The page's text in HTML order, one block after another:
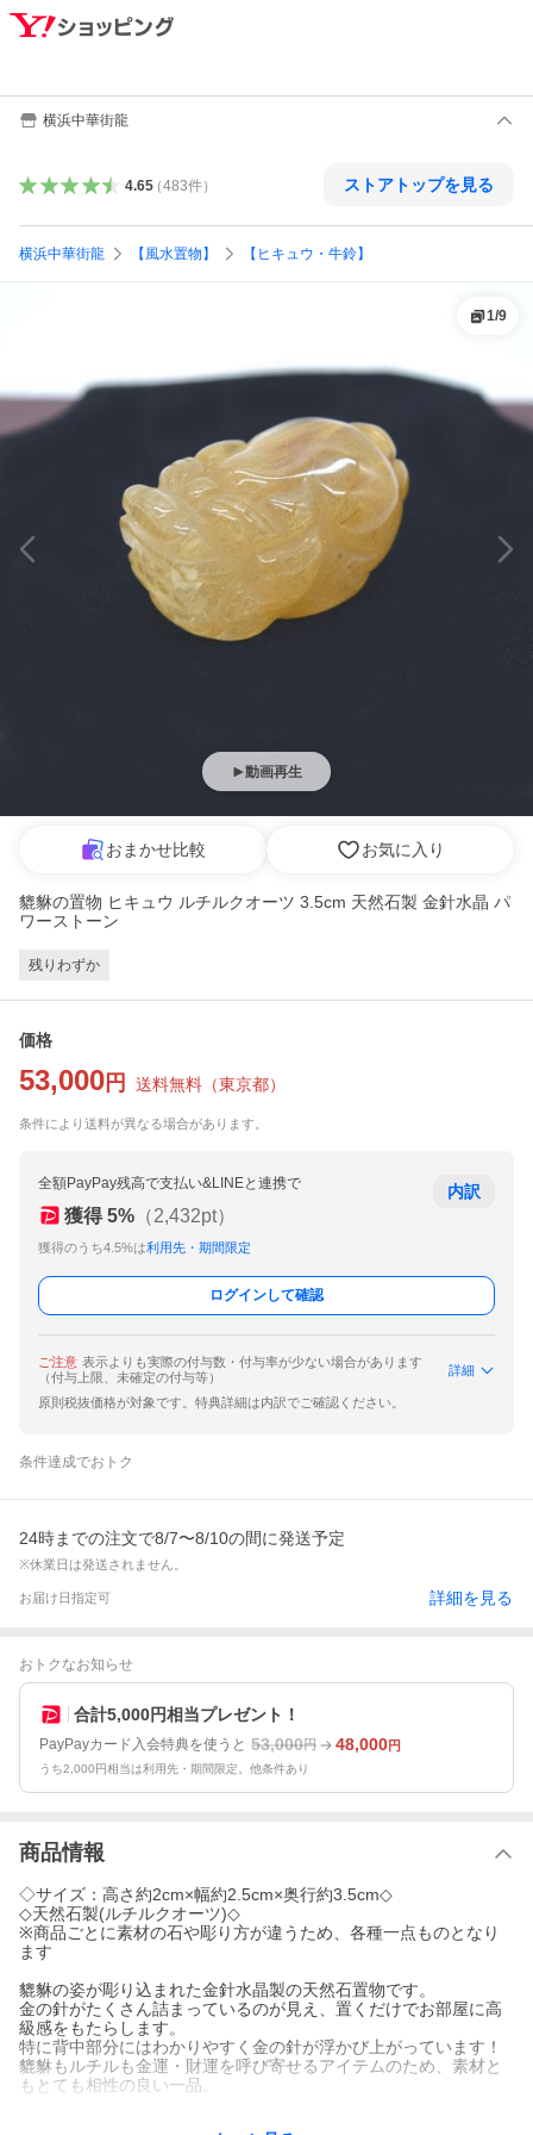
横浜中華街龍
4.65（483件） ストアトップを見る
横浜中華街龍 【風水置物】 【ヒキュウ・牛鈴】
動画再生
1/9
おまかせ比較 お気に入り
貔貅の置物 ヒキュウ ルチルクオーツ 3.5cm 天然石製 金針水晶 パ
ワーストーン
残りわずか
価格
53,000 円 送料無料 （東京都）
条件により送料が異なる場合があります。
全額PayPay残高で支払い&LINEと連携で
獲得 5% （2,432pt）
獲得のうち4.5%は利用先・期間限定
内訳
ログインして確認
ご注意 表示よりも実際の付与数・付与率が少ない場合があります
（付与上限、未確定の付与等）
詳細
原則税抜価格が対象です。特典詳細は内訳でご確認ください。
条件達成でおトク
24時までの注文で8/7〜8/10の間に発送予定
※休業日は発送されません。
お届け日指定可 詳細を見る
おトクなお知らせ
合計5,000円相当プレゼント！
PayPayカード入会特典を使うと 53,000円 48,000円
うち2,000円相当は利用先・期間限定。他条件あり
商品情報
◇サイズ：高さ約2cm×幅約2.5cm×奥行約3.5cm◇
◇天然石製(ルチルクオーツ)◇
※商品ごとに素材の石や彫り方が違うため、各種一点ものとなり
ます
貔貅の姿が彫り込まれた金針水晶製の天然石置物です。
金の針がたくさん詰まっているのが見え、置くだけでお部屋に高
級感をもたらします。
特に背中部分にはわかりやすく金の針が浮かび上がっています！
貔貅もルチルも金運・財運を呼び寄せるアイテムのため、素材と
もとても相性の良い一品。